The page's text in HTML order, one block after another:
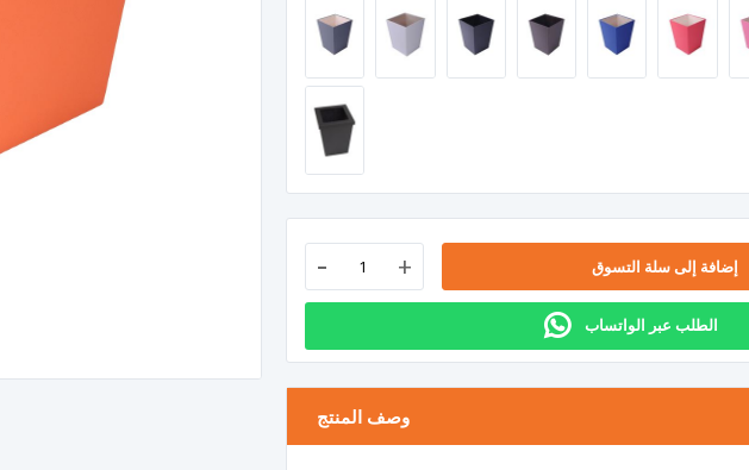
- + إضافة إلى سلة التسوق
الطلب عبر الواتساب
وصف المنتج